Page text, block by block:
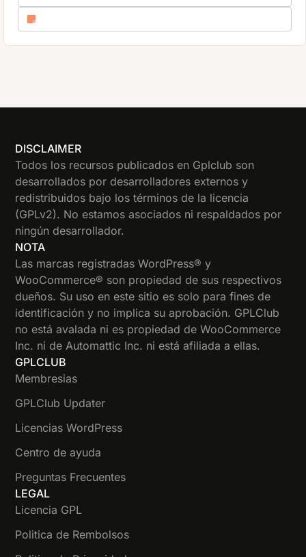
DISCLAIMER
Todos los recursos publicados en Gplclub son
desarrollados por desarrolladores externos y
redistribuidos bajo los términos de la licencia
(GPLv2). No estamos asociados ni respaldados por
ningún desarrollador.
NOTA
Las marcas registradas WordPress® y
WooCommerce® son propiedad de sus respectivos
dueños. Su uso en este sitio es solo para fines de
identificación y no implica su aprobación. GPLClub
no está avalada ni es propiedad de WooCommerce
Inc. ni de Automattic Inc. ni está afiliada a ellas.
GPLCLUB
Membresias
GPLClub Updater
Licencias WordPress
Centro de ayuda
Preguntas Frecuentes
LEGAL
Licencia GPL
Politica de Rembolsos